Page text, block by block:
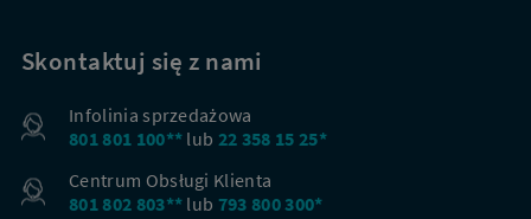
Skontaktuj się z nami
Infolinia sprzedażowa
801 801 100** lub 22 358 15 25*
Centrum Obsługi Klienta
801 802 803** lub 793 800 300*